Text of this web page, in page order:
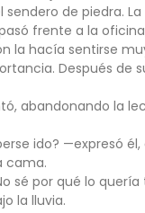
sendero de piedra.
frente a la
la hacía sentirse
Después de
abandonando la
ido? —expresó
cama.
sé por qué lo
la lluvia.